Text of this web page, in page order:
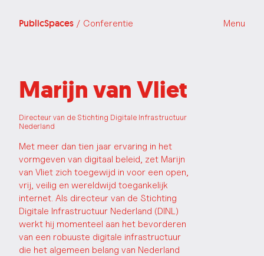
PublicSpaces / Conferentie Menu
Marijn van Vliet
Directeur van de Stichting Digitale Infrastructuur
Nederland
Met meer dan tien jaar ervaring in het
vormgeven van digitaal beleid, zet Marijn
van Vliet zich toegewijd in voor een open,
vrij, veilig en wereldwijd toegankelijk
internet. Als directeur van de Stichting
Digitale Infrastructuur Nederland (DINL)
werkt hij momenteel aan het bevorderen
van een robuuste digitale infrastructuur
die het algemeen belang van Nederland